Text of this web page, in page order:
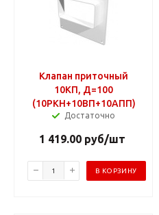
Клапан приточный
10КП, Д=100
(10РКН+10ВП+10АПП)
Достаточно
1 419.00 руб/шт
В КОРЗИНУ